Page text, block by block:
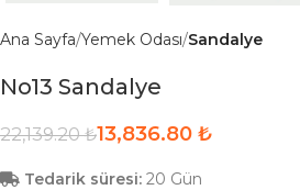
Ana Sayfa Yemek Odası Sandalye
No13 Sandalye
22,139.20₺13,836.80 ₺
Tedarik süresi: 20 Gün